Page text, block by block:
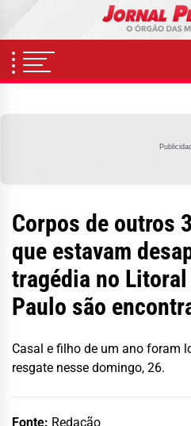
content
Corpos de outros
que estavam
tragédia no Litoral
Paulo são
Casal e filho de um ano foram
resgate nesse domingo, 26.
Fonte: Redação